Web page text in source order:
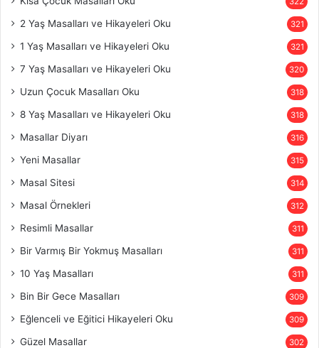
2 Yaş Masalları ve Hikayeleri Oku 321
1 Yaş Masalları ve Hikayeleri Oku 321
7 Yaş Masalları ve Hikayeleri Oku 320
Uzun Çocuk Masalları Oku 318
8 Yaş Masalları ve Hikayeleri Oku 318
Masallar Diyarı 316
Yeni Masallar 315
Masal Sitesi 314
Masal Örnekleri 312
Resimli Masallar 311
Bir Varmış Bir Yokmuş Masalları 311
10 Yaş Masalları 311
Bin Bir Gece Masalları 309
Eğlenceli ve Eğitici Hikayeleri Oku 309
Güzel Masallar 302